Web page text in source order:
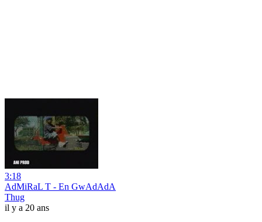
3:18
AdMiRaL T - En GwAdAdA
Thug
il y a 20 ans